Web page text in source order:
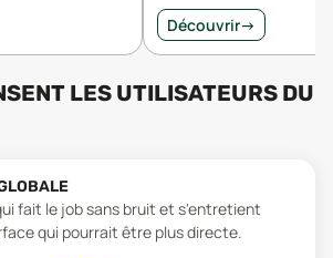
Découvrir→
LES UTILISATEURS DU
fait le job sans bruit et s'entretient
qui pourrait être plus directe.